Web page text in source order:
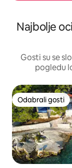
Najbolje
Gosti su se
pogledu
Odabrali gosti
Odabrali gosti